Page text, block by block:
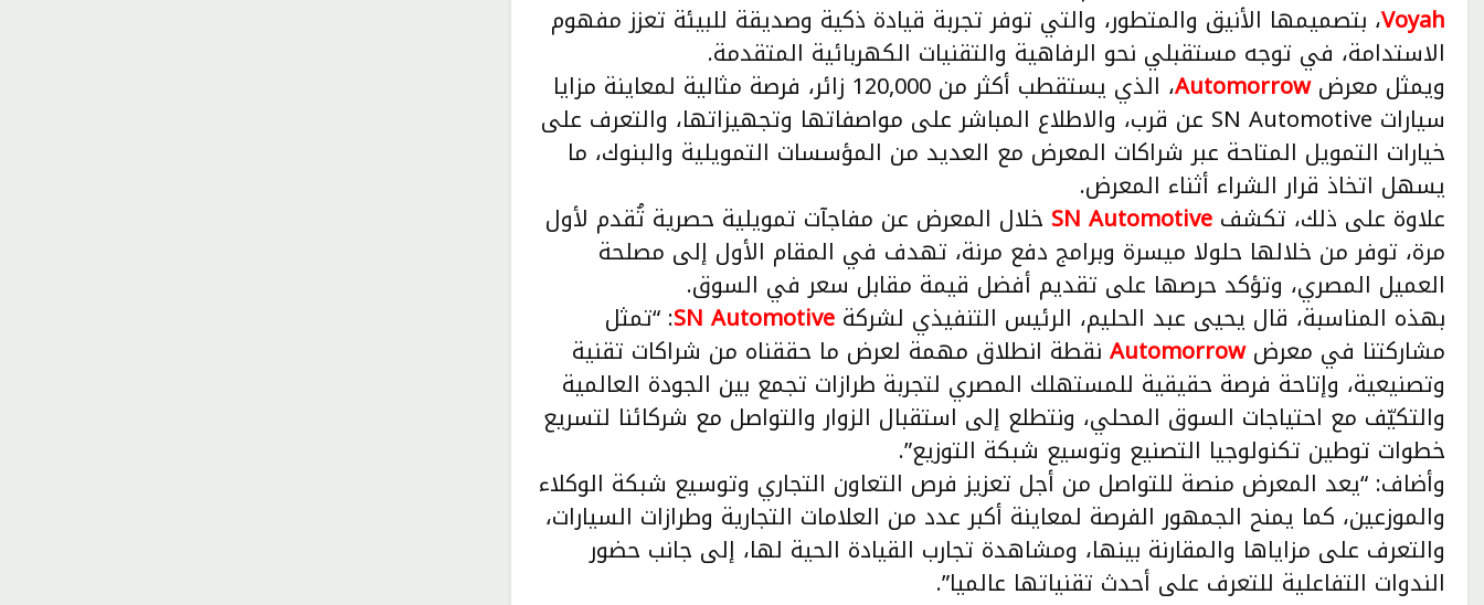
Voyah، بتصميمها الأنيق والمتطور، والتي توفر تجربة قيادة ذكية وصديقة للبيئة تعزز مفهوم
الاستدامة، في توجه مستقبلي نحو الرفاهية والتقنيات الكهربائية المتقدمة.
ويمثل معرضAutomorrow ، الذي يستقطب أكثر من 120,000 زائر، فرصة مثالية لمعاينة مزايا
سيارات SN Automotive عن قرب، والاطلاع المباشر على مواصفاتها وتجهيزاتها، والتعرف على
خيارات التمويل المتاحة عبر شراكات المعرض مع العديد من المؤسسات التمويلية والبنوك، ما
يسهل اتخاذ قرار الشراء أثناء المعرض.
علاوة على ذلك، تكشف SN Automotive خلال المعرض عن مفاجآت تمويلية حصرية تُقدم لأول
مرة، توفر من خلالها حلولا ميسرة وبرامج دفع مرنة، تهدف في المقام الأول إلى مصلحة
العميل المصري، وتؤكد حرصها على تقديم أفضل قيمة مقابل سعر في السوق.
بهذه المناسبة، قال يحيى عبد الحليم، الرئيس التنفيذي لشركة SN Automotive: “تمثل
مشاركتنا في معرضAutomorrow نقطة انطلاق مهمة لعرض ما حققناه من شراكات تقنية
وتصنيعية، وإتاحة فرصة حقيقية للمستهلك المصري لتجربة طرازات تجمع بين الجودة العالمية
والتكيّف مع احتياجات السوق المحلي، ونتطلع إلى استقبال الزوار والتواصل مع شركائنا لتسريع
خطوات توطين تكنولوجيا التصنيع وتوسيع شبكة التوزيع”.
وأضاف: “يعد المعرض منصة للتواصل من أجل تعزيز فرص التعاون التجاري وتوسيع شبكة الوكلاء
والموزعين، كما يمنح الجمهور الفرصة لمعاينة أكبر عدد من العلامات التجارية وطرازات السيارات،
والتعرف على مزاياها والمقارنة بينها، ومشاهدة تجارب القيادة الحية لها، إلى جانب حضور
الندوات التفاعلية للتعرف على أحدث تقنياتها عالميا”.